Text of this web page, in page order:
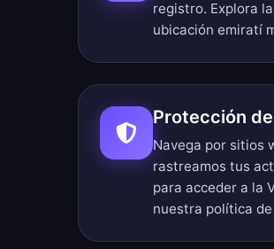
registro. Explora
ubicación emiratí
Protección
Navega por sitios
rastreamos tus
para acceder a la
nuestra política